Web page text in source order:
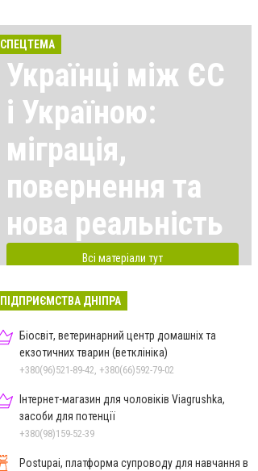
СПЕЦТЕМА
Українці між ЄС
і Україною:
міграція,
повернення та
нова реальність
Всі матеріали тут
ПІДПРИЄМСТВА ДНІПРА
Біосвіт, ветеринарний центр домашніх та
екзотичних тварин (ветклініка)
+380(96)521-89-42, +380(66)592-79-02
Інтернет-магазин для чоловіків Viagrushka,
засоби для потенції
+380(98)159-52-39
Postupai, платформа супроводу для навчання в